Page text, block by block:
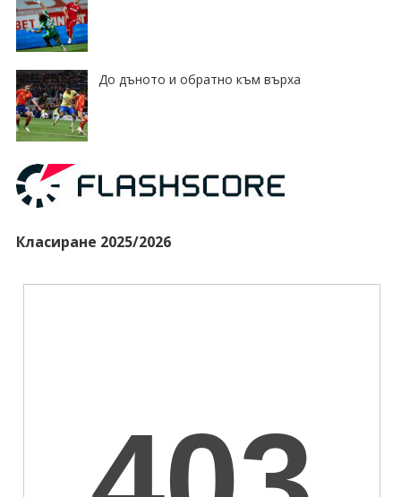
До дъното и обратно към върха
Класиране 2025/2026